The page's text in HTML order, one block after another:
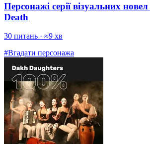
Персонажі серії візуальних
Death
30 питань · ≈9 хв
#Вгадати персонажа